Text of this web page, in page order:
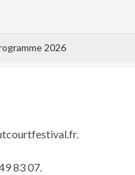
2026
83 07.